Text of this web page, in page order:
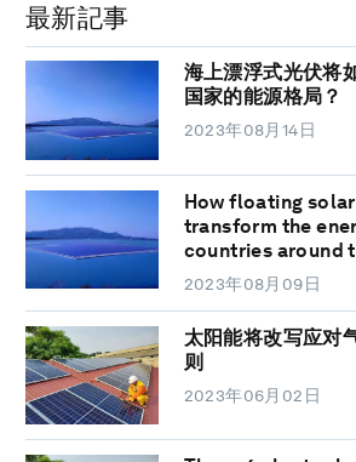
最新記事
海上漂浮式光伏将
国家的能源格局？
2023年08月14日
How floating
transform the
countries around
2023年08月09日
太阳能将改写应对
则
2023年06月02日